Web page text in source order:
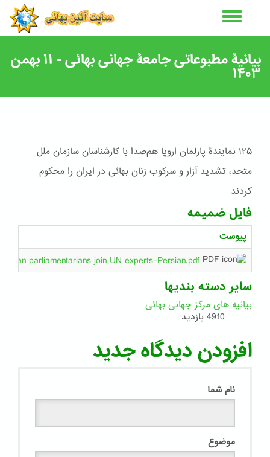
بیانیۀ مطبوعاتی جامعۀ جهانی بهائی - ۱۱ بهمن
۱۴۰۳
۱۲۵ نمایندۀ پارلمان اروپا هم‌صدا با کارشناسان سازمان ملل
متحد، تشدید آزار و سرکوب زنان بهائی در ایران را محکوم
کردند
فایل ضمیمه
پیوست
parliamentarians join UN experts-Persian.pdf
سایر دسته بندیها
بیانیه های مرکز جهانی بهائی
4910 بازدید
افزودن دیدگاه جدید
نام شما
موضوع